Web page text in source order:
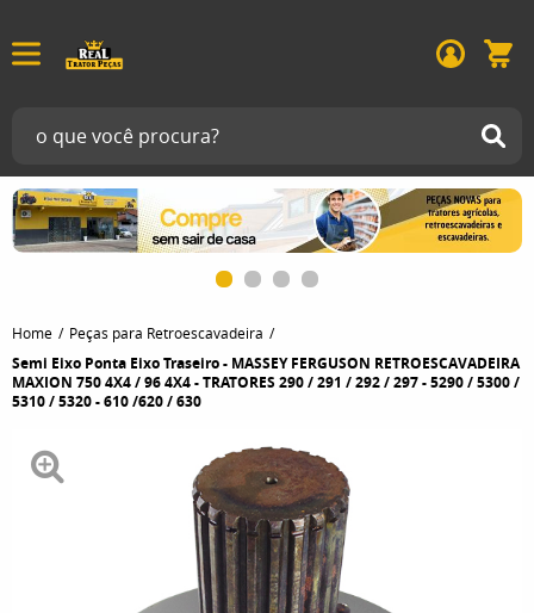
Home Peças para Retroescavadeira
Semi Eixo Ponta Eixo Traseiro - MASSEY FERGUSON RETROESCAVADEIRA
MAXION 750 4X4 / 96 4X4 - TRATORES 290 / 291 / 292 / 297 - 5290 / 5300 /
5310 / 5320 - 610 /620 / 630